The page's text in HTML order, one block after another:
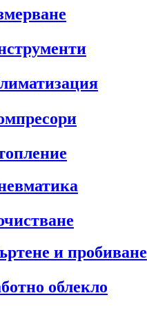
и пробиване
облекло